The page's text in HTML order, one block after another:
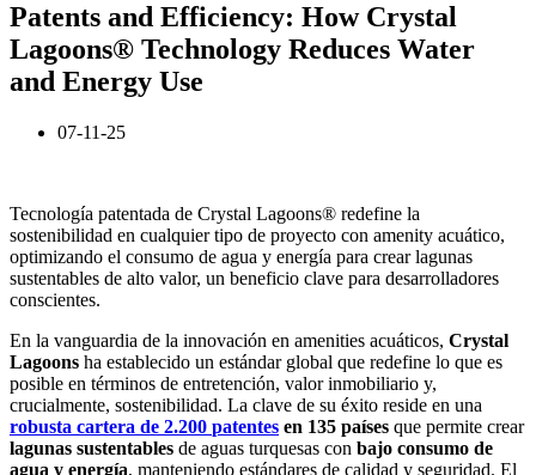
Patents and Efficiency: How Crystal
Lagoons® Technology Reduces Water
and Energy Use
07-11-25
Tecnología patentada de Crystal Lagoons® redefine la
sostenibilidad en cualquier tipo de proyecto con amenity acuático,
optimizando el consumo de agua y energía para crear lagunas
sustentables de alto valor, un beneficio clave para desarrolladores
conscientes.
En la vanguardia de la innovación en amenities acuáticos, Crystal
Lagoons ha establecido un estándar global que redefine lo que es
posible en términos de entretención, valor inmobiliario y,
crucialmente, sostenibilidad. La clave de su éxito reside en una
robusta cartera de 2.200 patentes en 135 países que permite crear
lagunas sustentables de aguas turquesas con bajo consumo de
agua y energía, manteniendo estándares de calidad y seguridad. El